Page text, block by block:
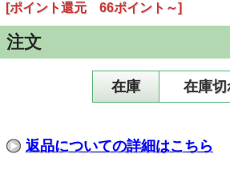
[ポイント還元 66ポイント～]
注文
在庫 在庫切
返品についての詳細はこちら